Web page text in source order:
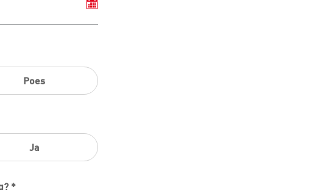
Poes
Ja
Krijgt je kat momenteel dieetvoeding? *